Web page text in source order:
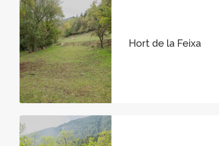
Hort de la Feixa